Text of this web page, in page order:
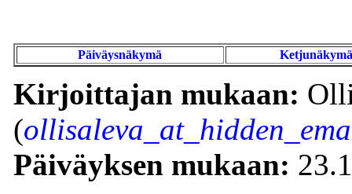
Päiväysnäkymä Ketjunäkymä
Kirjoittajan mukaan:
(
Päiväyksen mukaan: